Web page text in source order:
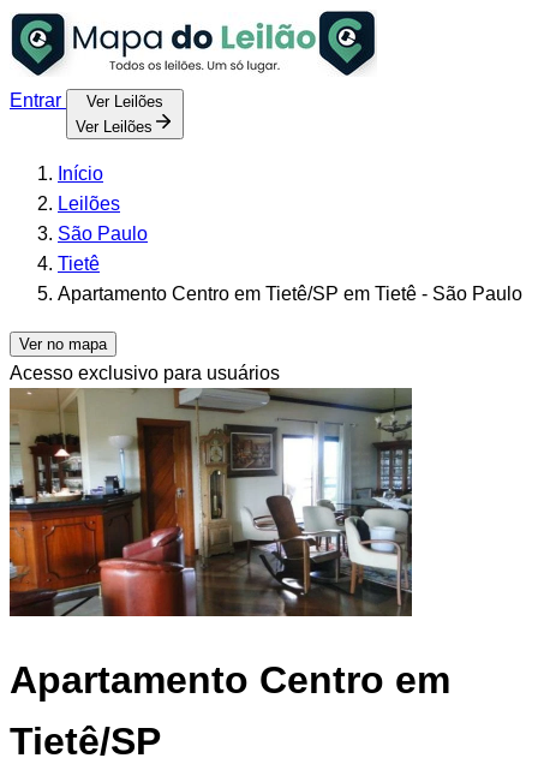
Entrar
Ver Leilões
Ver Leilões
Início
Leilões
São Paulo
Tietê
Apartamento Centro em Tietê/SP em Tietê - São Paulo
Ver no mapa
Acesso exclusivo para usuários
Apartamento Centro em
Tietê/SP